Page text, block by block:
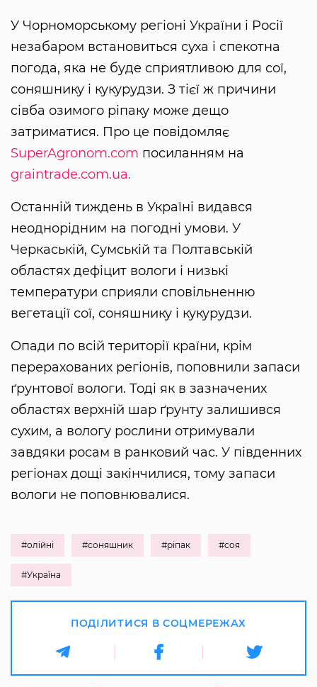
У Чорноморському регіоні України і Росії
незабаром встановиться суха і спекотна
погода, яка не буде сприятливою для сої,
соняшнику і кукурудзи. З тієї ж причини
сівба озимого ріпаку може дещо
затриматися. Про це повідомляє
SuperAgronom.com посиланням на
graintrade.com.ua.
Останній тиждень в Україні видався
неоднорідним на погодні умови. У
Черкаській, Сумській та Полтавській
областях дефіцит вологи і низькі
температури сприяли сповільненню
вегетації сої, соняшнику і кукурудзи.
Опади по всій території країни, крім
перерахованих регіонів, поповнили запаси
ґрунтової вологи. Тоді як в зазначених
областях верхній шар ґрунту залишився
сухим, а вологу рослини отримували
завдяки росам в ранковий час. У південних
регіонах дощі закінчилися, тому запаси
вологи не поповнювалися.
#олійні #соняшник #ріпак #соя
#Україна
ПОДІЛИТИСЯ В СОЦМЕРЕЖАХ